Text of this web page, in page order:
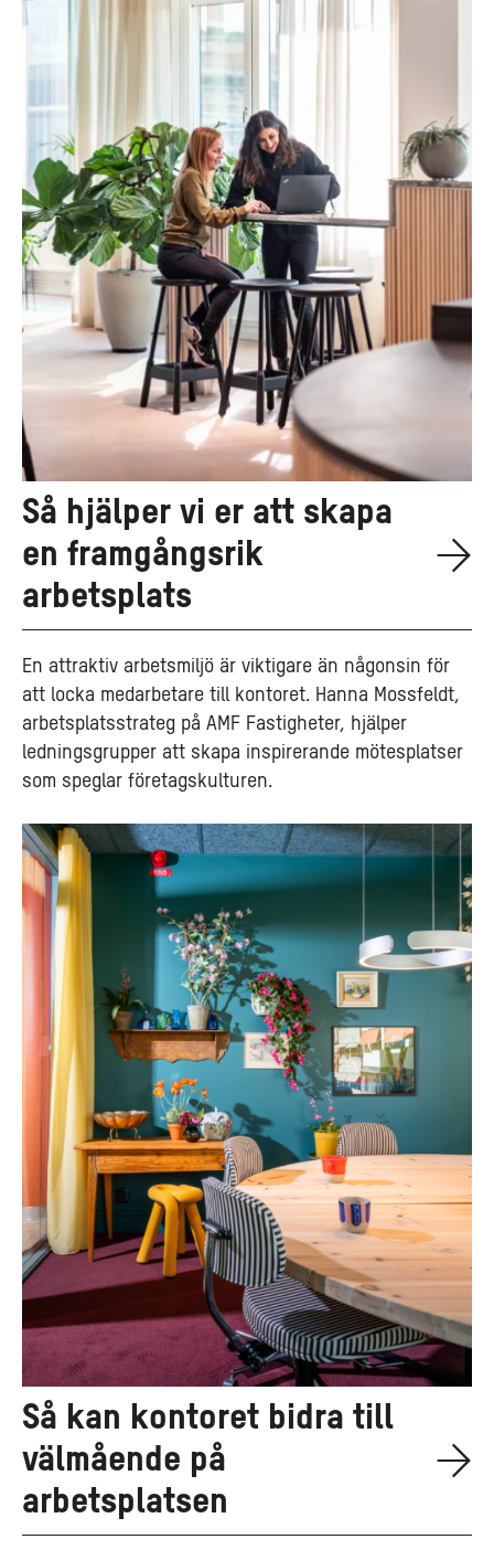
en
framgångsrik
arbetsplats
Så hjälper vi er att skapa
en framgångsrik
arbetsplats
En attraktiv arbetsmiljö är viktigare än någonsin för
att locka medarbetare till kontoret. Hanna Mossfeldt,
arbetsplatsstrateg på AMF Fastigheter, hjälper
ledningsgrupper att skapa inspirerande mötesplatser
som speglar företagskulturen.
Så
kan
kontoret
bidra
välmående
arbetsplatsen
Så kan kontoret bidra till
välmående på
arbetsplatsen